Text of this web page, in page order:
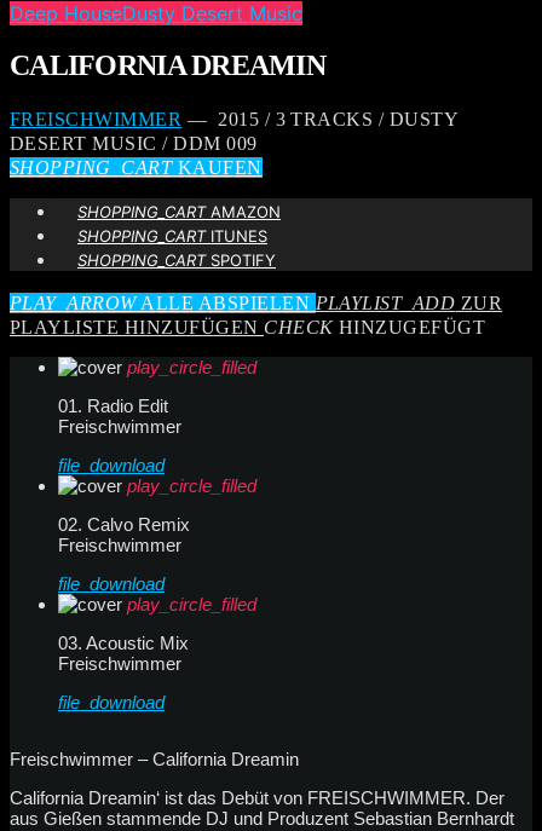
Deep HouseDusty Desert Music
CALIFORNIA DREAMIN
FREISCHWIMMER — 2015 / 3 TRACKS / DUSTY
DESERT MUSIC / DDM 009
SHOPPING_CARTKAUFEN
SHOPPING_CARTAMAZON
SHOPPING_CARTITUNES
SHOPPING_CARTSPOTIFY
PLAY_ARROWALLE ABSPIELEN PLAYLIST_ADD ZUR
PLAYLISTE HINZUFÜGEN CHECKHINZUGEFÜGT
play_circle_filled
01. Radio Edit
Freischwimmer
file_download
play_circle_filled
02. Calvo Remix
Freischwimmer
file_download
play_circle_filled
03. Acoustic Mix
Freischwimmer
file_download
Freischwimmer – California Dreamin
California Dreamin‘ ist das Debüt von FREISCHWIMMER. Der
aus Gießen stammende DJ und Produzent Sebastian Bernhardt